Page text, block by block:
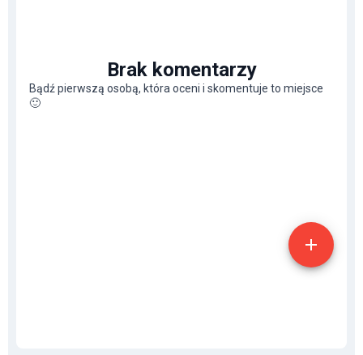
Brak komentarzy
Bądź pierwszą osobą, która oceni i skomentuje to miejsce
🙂